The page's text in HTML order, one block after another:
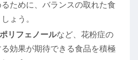
ために、バランスの取れた食
ょう。
ポリフェノールなど、花粉症の
効果が期待できる食品を積極